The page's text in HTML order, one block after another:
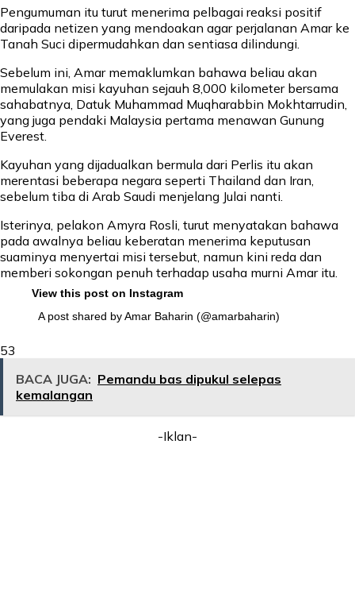
Pengumuman itu turut menerima pelbagai reaksi positif
daripada netizen yang mendoakan agar perjalanan Amar ke
Tanah Suci dipermudahkan dan sentiasa dilindungi.
Sebelum ini, Amar memaklumkan bahawa beliau akan
memulakan misi kayuhan sejauh 8,000 kilometer bersama
sahabatnya, Datuk Muhammad Muqharabbin Mokhtarrudin,
yang juga pendaki Malaysia pertama menawan Gunung
Everest.
Kayuhan yang dijadualkan bermula dari Perlis itu akan
merentasi beberapa negara seperti Thailand dan Iran,
sebelum tiba di Arab Saudi menjelang Julai nanti.
Isterinya, pelakon Amyra Rosli, turut menyatakan bahawa
pada awalnya beliau keberatan menerima keputusan
suaminya menyertai misi tersebut, namun kini reda dan
memberi sokongan penuh terhadap usaha murni Amar itu.
View this post on Instagram
A post shared by Amar Baharin (@amarbaharin)
53
BACA JUGA: Pemandu bas dipukul selepas
kemalangan
-Iklan-